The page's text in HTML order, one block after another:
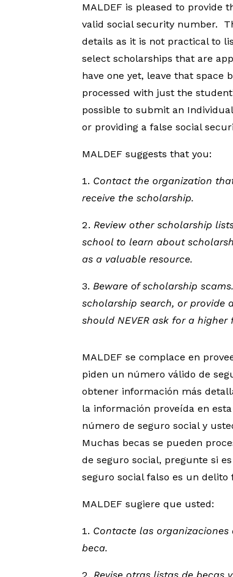
MALDEF is pleased to
valid social security number.
details as it is not practical to
select scholarships that are
have one yet, leave that
processed with just the
possible to submit an
or providing a false social
MALDEF suggests that you:
Contact the organization
receive the scholarship.
Review other scholarship
school to learn about
as a valuable resource.
Beware of scholarship
scholarship search, or provide
should NEVER ask for a
MALDEF se complace en
piden un número válido de
obtener información más
la información proveída en
número de seguro social y
Muchas becas se pueden
de seguro social, pregunte si
seguro social falso es un delito
MALDEF sugiere que usted:
Contacte las
beca.
Revise otras listas de becas